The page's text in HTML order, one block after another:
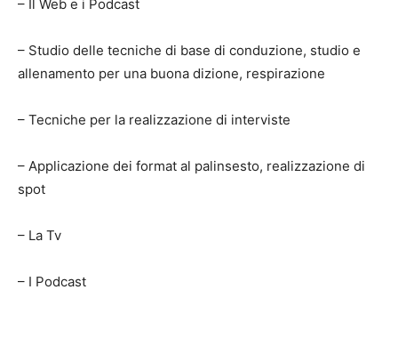
– Il Web e i Podcast
– Studio delle tecniche di base di conduzione, studio e
allenamento per una buona dizione, respirazione
– Tecniche per la realizzazione di interviste
– Applicazione dei format al palinsesto, realizzazione di
spot
– La Tv
– I Podcast